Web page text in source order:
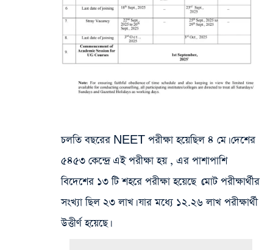
চলতি বছরের NEET পরীক্ষা হয়েছিল ৪ মে। দেশের
৫৪৫৩ কেন্দ্রে এই পরীক্ষা হয় , এর পাশাপাশি
বিদেশের ১৩ টি শহরে পরীক্ষা হয়েছে ।মোট পরীক্ষার্থীর
সংখ্যা ছিল ২৩ লাখ। যার মধ্যে ১২.২৬ লাখ পরীক্ষার্থী
উত্তীর্ণ হয়েছে।